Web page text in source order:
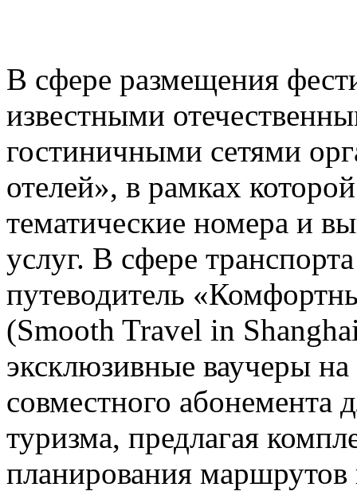
В сфере размещения
известными
гостиничными сетями
отелей», в рамках
тематические номера и
услуг. В сфере
путеводитель
(Smooth Travel in
эксклюзивные ваучеры
совместного абонемента
туризма, предлагая
планирования маршрутов